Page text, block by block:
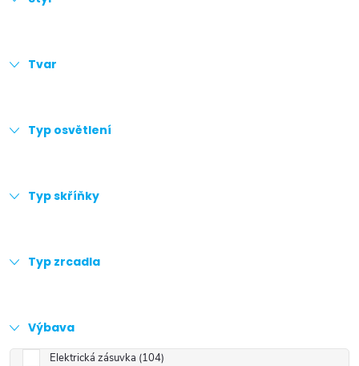
Tvar
Typ osvětlení
Typ skříňky
Typ zrcadla
Výbava
Elektrická zásuvka 104